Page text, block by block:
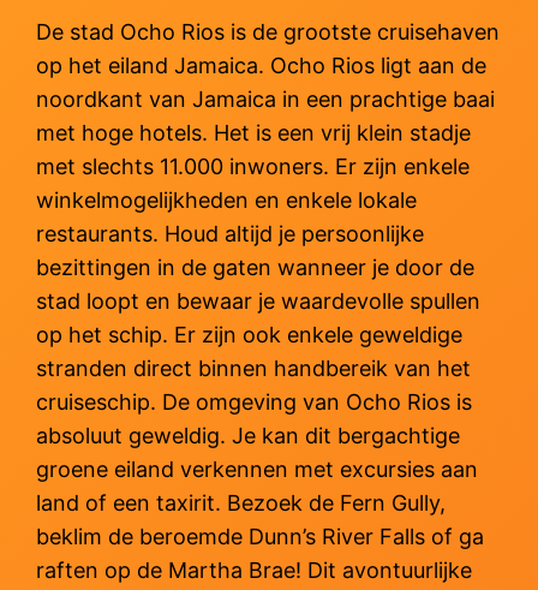
De stad Ocho Rios is de grootste cruisehaven
op het eiland Jamaica. Ocho Rios ligt aan de
noordkant van Jamaica in een prachtige baai
met hoge hotels. Het is een vrij klein stadje
met slechts 11.000 inwoners. Er zijn enkele
winkelmogelijkheden en enkele lokale
restaurants. Houd altijd je persoonlijke
bezittingen in de gaten wanneer je door de
stad loopt en bewaar je waardevolle spullen
op het schip. Er zijn ook enkele geweldige
stranden direct binnen handbereik van het
cruiseschip. De omgeving van Ocho Rios is
absoluut geweldig. Je kan dit bergachtige
groene eiland verkennen met excursies aan
land of een taxirit. Bezoek de Fern Gully,
beklim de beroemde Dunn’s River Falls of ga
raften op de Martha Brae! Dit avontuurlijke